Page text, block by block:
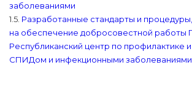
заболеваниями
1.5. Разработанные стандарты и
на обеспечение добросовестной работы
Республиканский центр по профилактике
СПИДом и инфекционными заболеваниями